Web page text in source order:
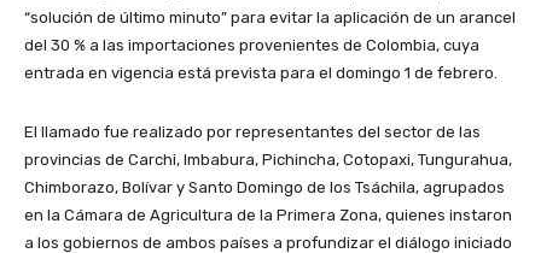
“solución de último minuto” para evitar la aplicación de un arancel
del 30 % a las importaciones provenientes de Colombia, cuya
entrada en vigencia está prevista para el domingo 1 de febrero.
El llamado fue realizado por representantes del sector de las
provincias de Carchi, Imbabura, Pichincha, Cotopaxi, Tungurahua,
Chimborazo, Bolívar y Santo Domingo de los Tsáchila, agrupados
en la Cámara de Agricultura de la Primera Zona, quienes instaron
a los gobiernos de ambos países a profundizar el diálogo iniciado